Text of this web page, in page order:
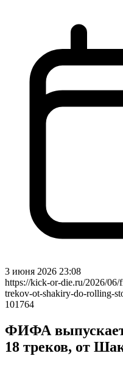
3 июня 2026 23:08
https://kick-or-die.ru/2026/
trekov-ot-shakiry-do-rolling-
101764
ФИФА
18 треков, от